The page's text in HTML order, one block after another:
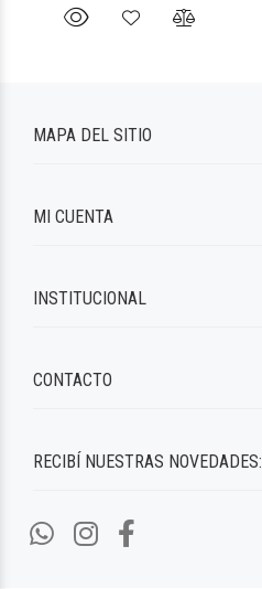
RECIBÍ NUESTRAS NOVEDADES:
MAPA DEL SITIO
MI CUENTA
INSTITUCIONAL
CONTACTO